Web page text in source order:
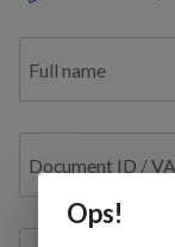
Full name
Document ID /
Ops!